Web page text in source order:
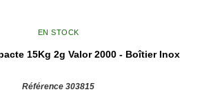
EN STOCK
15Kg 2g Valor 2000 - Boîtier Inox
Référence 303815